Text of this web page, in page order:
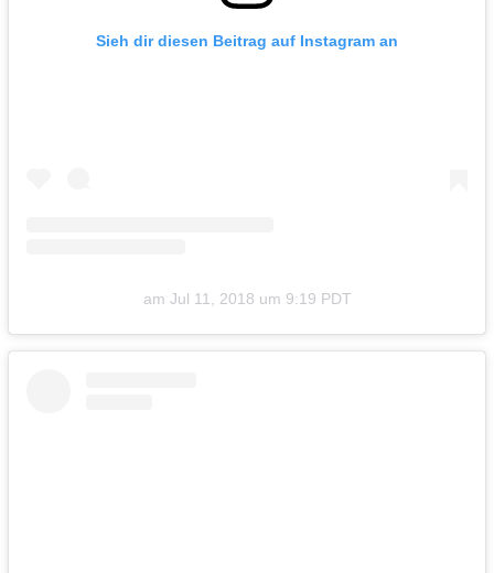
Sieh dir diesen Beitrag auf Instagram an
am Jul 11, 2018 um 9:19 PDT